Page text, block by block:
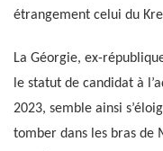
étrangement celui du
La Géorgie, ex-
le statut de candidat à
2023, semble ainsi
tomber dans les bras de